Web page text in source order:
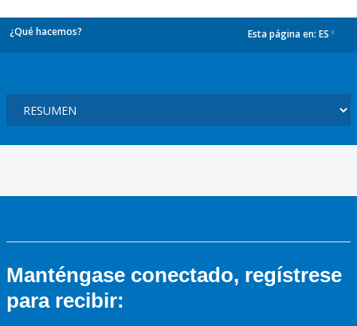
¿Qué hacemos? Esta página en: ES
Manténgase conectado, regístrese
para recibir: